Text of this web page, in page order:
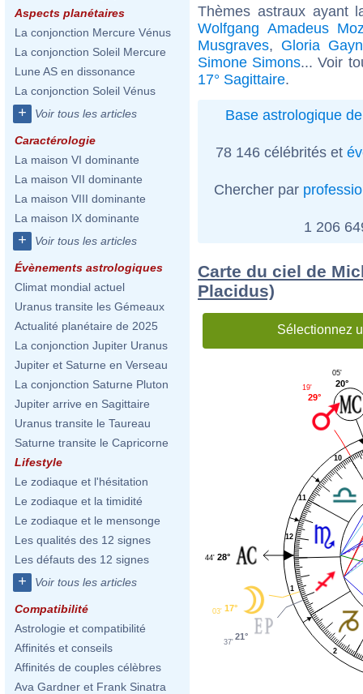
Aspects planétaires
La conjonction Mercure Vénus
La conjonction Soleil Mercure
Lune AS en dissonance
La conjonction Soleil Vénus
+ Voir tous les articles
Caractérologie
La maison VI dominante
La maison VII dominante
La maison VIII dominante
La maison IX dominante
+ Voir tous les articles
Évènements astrologiques
Climat mondial actuel
Uranus transite les Gémeaux
Actualité planétaire de 2025
La conjonction Jupiter Uranus
Jupiter et Saturne en Verseau
La conjonction Saturne Pluton
Jupiter arrive en Sagittaire
Uranus transite le Taureau
Saturne transite le Capricorne
Lifestyle
Le zodiaque et l'hésitation
Le zodiaque et la timidité
Le zodiaque et le mensonge
Les qualités des 12 signes
Les défauts des 12 signes
+ Voir tous les articles
Compatibilité
Astrologie et compatibilité
Affinités et conseils
Affinités de couples célèbres
Ava Gardner et Frank Sinatra
Thèmes astraux ayant
Wolfgang Amadeus
Musgraves, Gloria
Simone Simons... Voir
17° Sagittaire.
Base astrologique
78 146 célébrités et
Chercher par
1 206
Carte du ciel de
Placidus)
Sélectionnez
1
2
10
11
12
20°
05'
29°
19'
28°
44'
17°
03'
21°
37'